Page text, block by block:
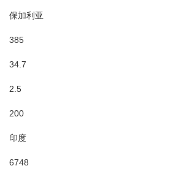
保加利亚
385
34.7
2.5
200
印度
6748